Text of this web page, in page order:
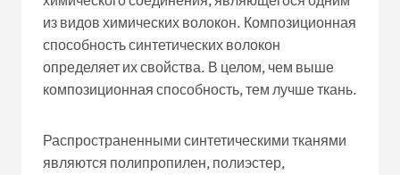
из видов химических волокон. Композиционная
способность синтетических волокон
определяет их свойства. В целом, чем выше
композиционная способность, тем лучше ткань.
Распространенными синтетическими тканями
являются полипропилен, полиэстер,